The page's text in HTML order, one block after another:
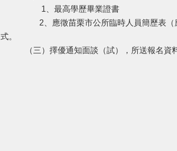
1、最高學歷畢業證書
2、應徵苗栗市公所臨時人員簡歷表（應貼
式。
（三）擇優通知面談（試），所送報名資料